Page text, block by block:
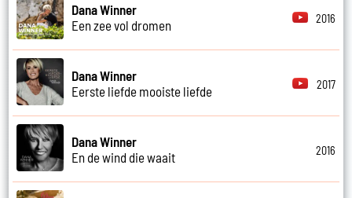
Dana Winner
Een zee vol dromen
2016
Dana Winner
Eerste liefde mooiste liefde
2017
Dana Winner
En de wind die waait
2016